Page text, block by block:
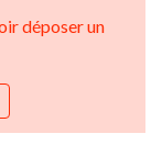
déposer un